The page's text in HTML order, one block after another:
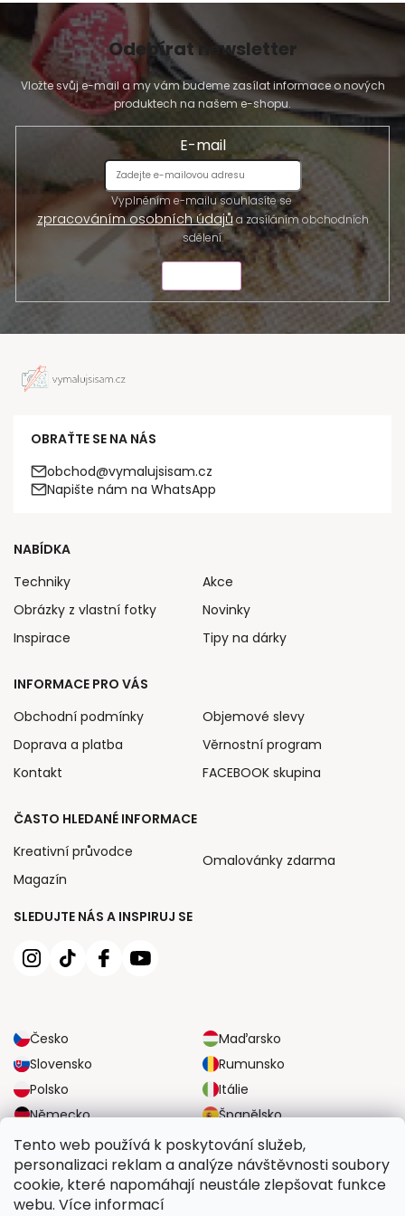
Tento web používá k poskytování služeb,
personalizaci reklam a analýze návštěvnosti soubory
cookie, které napomáhají neustále zlepšovat funkce
webu. Více informací
Odebírat newsletter
Vložte svůj e-mail a my vám budeme zasílat informace o nových
produktech na našem e-shopu.
E-mail
Vyplněním e-mailu souhlasíte se
zpracováním osobních údajůa zasíláním obchodních
sdělení.
OBRAŤTE SE NA NÁS
obchod@vymalujsisam.cz
Napište nám na WhatsApp
SLEDUJTE NÁS A INSPIRUJ SE
Česko
Maďarsko
Slovensko
Rumunsko
Polsko
Itálie
Německo
Španělsko
Velká Británie
Rakousko
NABÍDKA
Techniky
Obrázky z vlastní fotky
Inspirace
Akce
Novinky
Tipy na dárky
INFORMACE PRO VÁS
Obchodní podmínky
Doprava a platba
Kontakt
Objemové slevy
Věrnostní program
FACEBOOK skupina
ČASTO HLEDANÉ INFORMACE
Kreativní průvodce
Magazín
Omalovánky zdarma
SPOLEHLIVÉ MOŽNOSTI DOPRAVY